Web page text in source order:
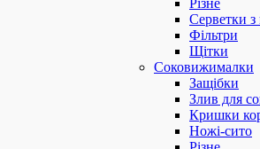
Серветки з
Фільтри
Щітки
Соковижималки
Защібки
Злив для
Кришки
Ножі-сито